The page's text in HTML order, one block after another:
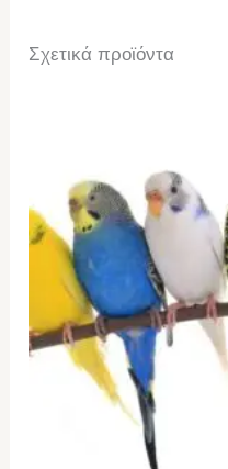
Σχετικά προϊόντα